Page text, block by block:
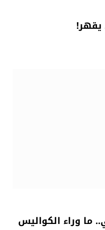
يقهر!
ما وراء الكواليس